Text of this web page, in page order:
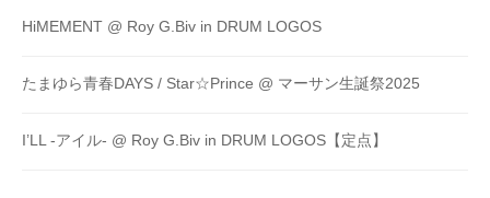
HiMEMENT @ Roy G.Biv in DRUM LOGOS
たまゆら青春DAYS / Star☆Prince @ マーサン生誕祭2025
I’LL -アイル- @ Roy G.Biv in DRUM LOGOS【定点】